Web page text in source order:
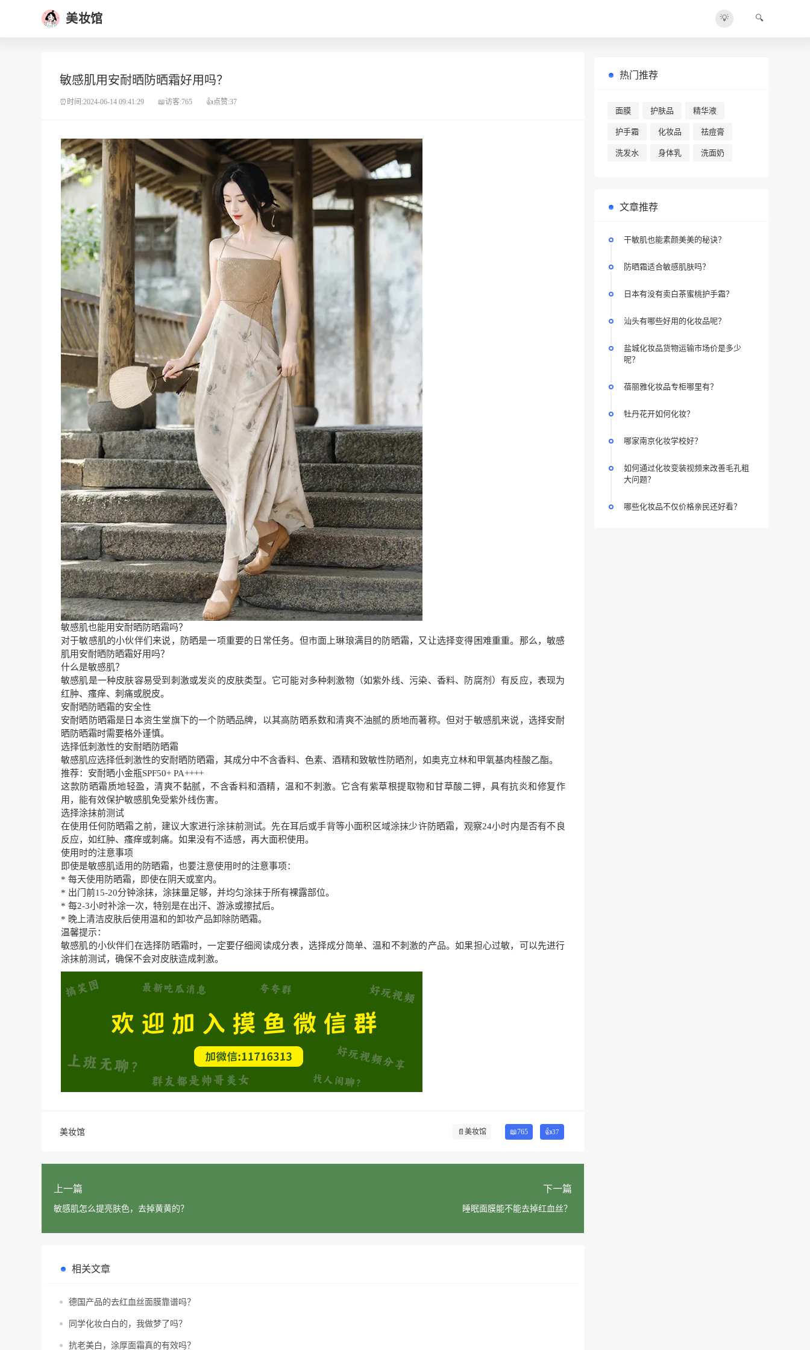
美妆馆 💡 🔍
敏感肌用安耐晒防晒霜好用吗？
⏰时间:2024-06-14 09:41:29 📖访客:765 👍点赞:37
敏感肌也能用安耐晒防晒霜吗？
对于敏感肌的小伙伴们来说，防晒是一项重要的日常任务。但市面上琳琅满目的防晒霜，又让选择变得困难重重。那么，敏感
肌用安耐晒防晒霜好用吗？
什么是敏感肌？
敏感肌是一种皮肤容易受到刺激或发炎的皮肤类型。它可能对多种刺激物（如紫外线、污染、香料、防腐剂）有反应，表现为
红肿、瘙痒、刺痛或脱皮。
安耐晒防晒霜的安全性
安耐晒防晒霜是日本资生堂旗下的一个防晒品牌，以其高防晒系数和清爽不油腻的质地而著称。但对于敏感肌来说，选择安耐
晒防晒霜时需要格外谨慎。
选择低刺激性的安耐晒防晒霜
敏感肌应选择低刺激性的安耐晒防晒霜，其成分中不含香料、色素、酒精和致敏性防晒剂，如奥克立林和甲氧基肉桂酸乙酯。
推荐：安耐晒小金瓶SPF50+ PA++++
这款防晒霜质地轻盈，清爽不黏腻，不含香料和酒精，温和不刺激。它含有紫草根提取物和甘草酸二钾，具有抗炎和修复作
用，能有效保护敏感肌免受紫外线伤害。
选择涂抹前测试
在使用任何防晒霜之前，建议大家进行涂抹前测试。先在耳后或手背等小面积区域涂抹少许防晒霜，观察24小时内是否有不良
反应，如红肿、瘙痒或刺痛。如果没有不适感，再大面积使用。
使用时的注意事项
即使是敏感肌适用的防晒霜，也要注意使用时的注意事项：
* 每天使用防晒霜，即使在阴天或室内。
* 出门前15-20分钟涂抹，涂抹量足够，并均匀涂抹于所有裸露部位。
* 每2-3小时补涂一次，特别是在出汗、游泳或擦拭后。
* 晚上清洁皮肤后使用温和的卸妆产品卸除防晒霜。
温馨提示：
敏感肌的小伙伴们在选择防晒霜时，一定要仔细阅读成分表，选择成分简单、温和不刺激的产品。如果担心过敏，可以先进行
涂抹前测试，确保不会对皮肤造成刺激。
美妆馆 📄 美妆馆 📖765 👍37
上一篇
敏感肌怎么提亮肤色，去掉黄黄的？
下一篇
睡眠面膜能不能去掉红血丝？
相关文章
德国产品的去红血丝面膜靠谱吗？
同学化妆白白的，我做梦了吗？
抗老美白，涂厚面霜真的有效吗？
热门推荐
面膜 护肤品 精华液
护手霜 化妆品 祛痘膏
洗发水 身体乳 洗面奶
文章推荐
干敏肌也能素颜美美的秘诀？
防晒霜适合敏感肌肤吗？
日本有没有卖白茶蜜桃护手霜？
汕头有哪些好用的化妆品呢？
盐城化妆品货物运输市场价是多少
呢？
蓓丽雅化妆品专柜哪里有？
牡丹花开如何化妆？
哪家南京化妆学校好？
如何通过化妆变装视频来改善毛孔粗
大问题？
哪些化妆品不仅价格亲民还好看？